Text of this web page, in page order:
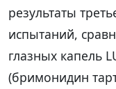
результаты
испытаний,
глазных капель
(бримонидин